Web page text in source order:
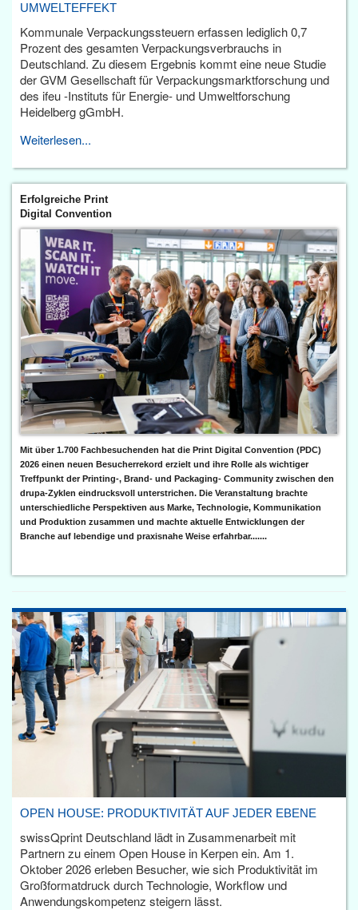
UMWELTEFFEKT
Kommunale Verpackungssteuern erfassen lediglich 0,7
Prozent des gesamten Verpackungsverbrauchs in
Deutschland. Zu diesem Ergebnis kommt eine neue Studie
der GVM Gesellschaft für Verpackungsmarktforschung und
des ifeu -Instituts für Energie- und Umweltforschung
Heidelberg gGmbH.
Weiterlesen...
Erfolgreiche Print
Digital Convention
Mit über 1.700 Fachbesuchenden hat die Print Digital Convention (PDC)
2026 einen neuen Besucherrekord erzielt und ihre Rolle als wichtiger
Treffpunkt der Printing-, Brand- und Packaging- Community zwischen den
drupa-Zyklen eindrucksvoll unterstrichen. Die Veranstaltung brachte
unterschiedliche Perspektiven aus Marke, Technologie, Kommunikation
und Produktion zusammen und machte aktuelle Entwicklungen der
Branche auf lebendige und praxisnahe Weise erfahrbar.......
OPEN HOUSE: PRODUKTIVITÄT AUF JEDER EBENE
swissQprint Deutschland lädt in Zusammenarbeit mit
Partnern zu einem Open House in Kerpen ein. Am 1.
Oktober 2026 erleben Besucher, wie sich Produktivität im
Großformatdruck durch Technologie, Workflow und
Anwendungskompetenz steigern lässt.